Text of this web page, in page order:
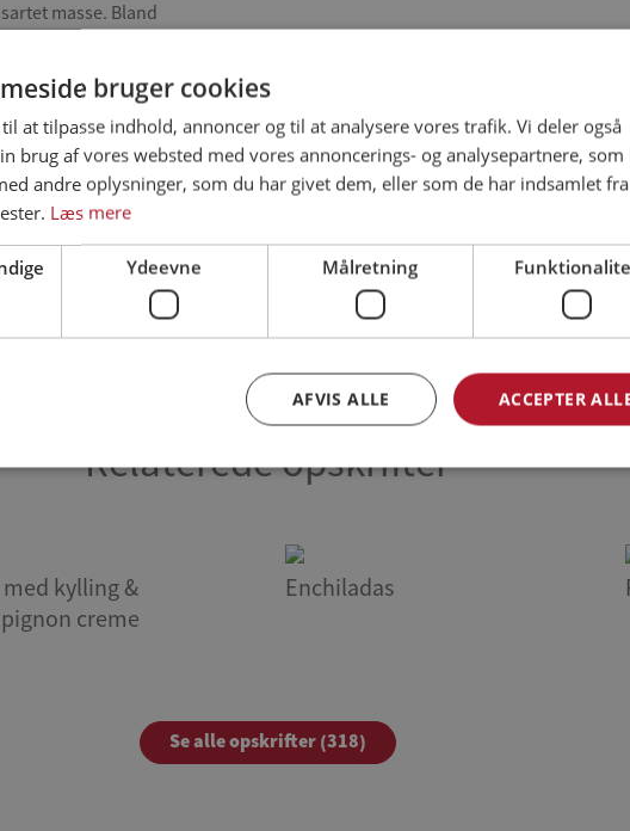
masse. Bland
og smag til med salt.
trække min. 30
tortilla salat og
på den varme
ved siden af.
fraiche.
Relaterede opskrifter
med kylling &
creme
Enchiladas
Se alle opskrifter (318)
bruger cookies
at tilpasse indhold, annoncer og til at analysere vores trafik. Vi deler også
brug af vores websted med vores annoncerings- og analysepartnere, som
andre oplysninger, som du har givet dem, eller som de har indsamlet
Læs mere
Ydeevne Målretning
ACCEPTER
AFVIS ALLE